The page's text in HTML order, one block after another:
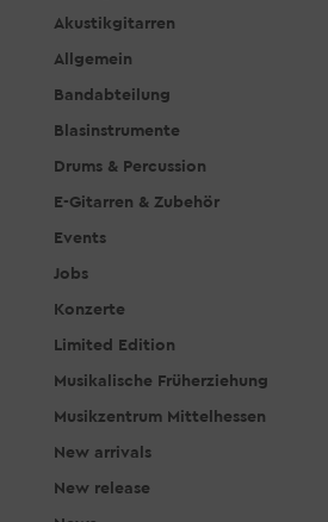
Akustikgitarren
Allgemein
Bandabteilung
Blasinstrumente
Drums & Percussion
E-Gitarren & Zubehör
Events
Jobs
Konzerte
Limited Edition
Musikalische Früherziehung
Musikzentrum Mittelhessen
New arrivals
New release